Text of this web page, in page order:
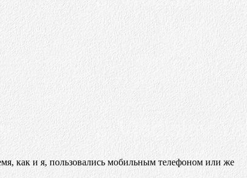
как и я, пользовались мобильным телефоном или же